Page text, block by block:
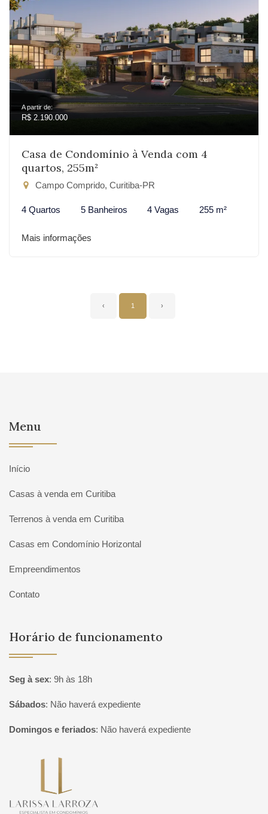
A partir de:
R$ 2.190.000
Casa de Condomínio à Venda com 4
quartos, 255m²
Campo Comprido, Curitiba-PR
4 Quartos 5 Banheiros 4 Vagas 255 m²
Mais informações
‹ 1 ›
Menu
Início
Casas à venda em Curitiba
Terrenos à venda em Curitiba
Casas em Condomínio Horizontal
Empreendimentos
Contato
Horário de funcionamento
Seg à sex: 9h às 18h
Sábados: Não haverá expediente
Domingos e feriados: Não haverá expediente